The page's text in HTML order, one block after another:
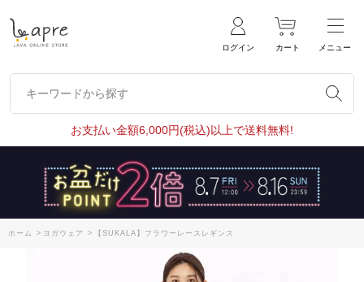
ログイン カート メニュー
キーワードから探す
キーワードから探す
お支払い金額6,000円(税込)以上で送料無料!
ホーム > ヨガウェア > 【SUKALA】フラワーレースレギンス